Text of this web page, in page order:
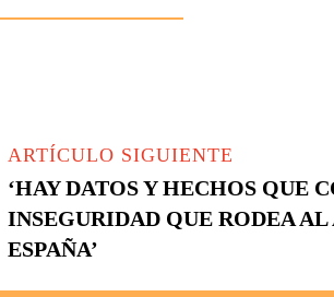
ARTÍCULO SIGUIENTE
‘HAY DATOS Y HECHOS QUE
INSEGURIDAD QUE RODEA
ESPAÑA’